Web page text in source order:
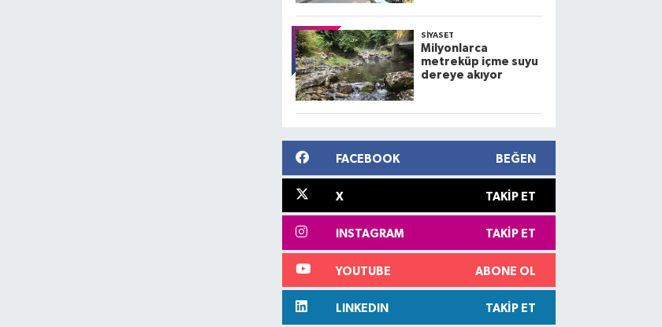
SIYASET
Milyonlarca
metreküp içme suyu
dereye akıyor
FACEBOOK BEĞEN
X TAKIP ET
INSTAGRAM TAKIP ET
YOUTUBE ABONE OL
LINKEDIN TAKIP ET